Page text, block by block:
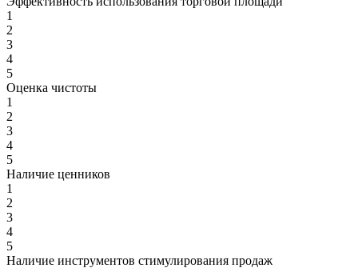
1
2
3
4
5
Оценка чистоты
1
2
3
4
5
Наличие ценников
1
2
3
4
5
Наличие инструментов стимулирования продаж